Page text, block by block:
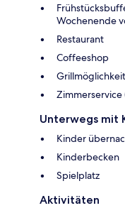
Wochenende
Restaurant
Coffeeshop
Zimmerservice
Unterwegs mit
Kinder
Kinderbecken
Spielplatz
Aktivitäten